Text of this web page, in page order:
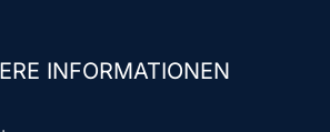
INFORMATIONEN